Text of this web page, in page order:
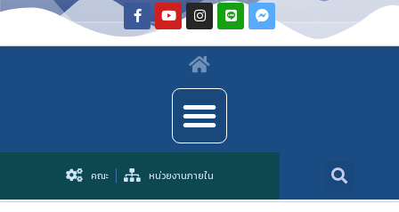
คณะ หน่วยงานภายใน